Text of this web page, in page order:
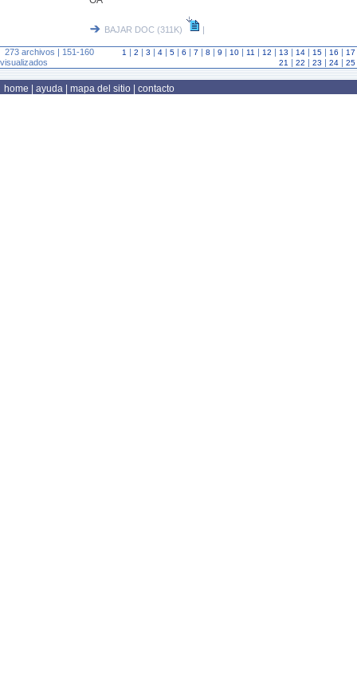
BAJAR DOC (311K) |
273 archivos | 151-160
visualizados
1 | 2 | 3 | 4 | 5 | 6 | 7 | 8 | 9 | 10 | 11 | 12 | 13 | 14 | 15 | 16 | 17
21 | 22 | 23 | 24 | 25
home ayuda mapa del sitio contacto